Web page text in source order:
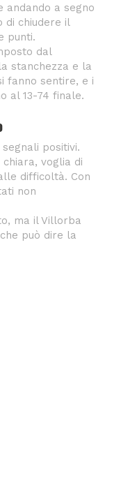
andando a segno
di chiudere il
punti.
dal
stanchezza e la
fanno sentire, e i
al 13-74 finale.
positivi.
chiara, voglia di
difficoltà. Con
non
ma il Villorba
può dire la